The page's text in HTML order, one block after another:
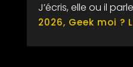
J’écris, elle ou il parle
2026, Geek moi ?